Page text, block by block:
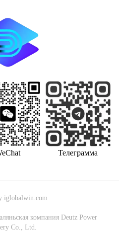
Телеграмма
iglobalwin.com
компания Deutz Power
Co., Ltd.